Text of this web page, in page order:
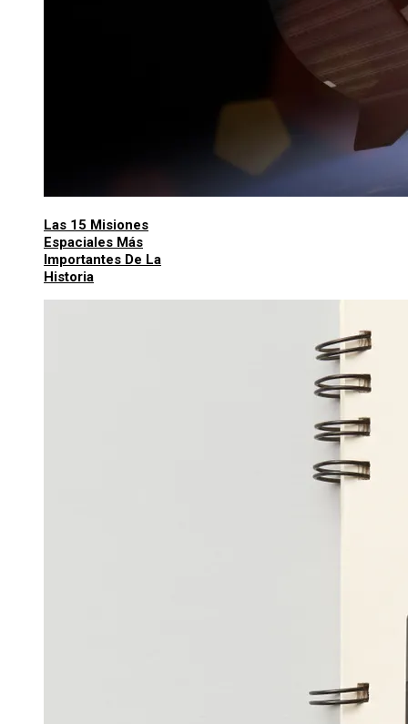
Las 15 Misiones
Espaciales Más
Importantes De La
Historia